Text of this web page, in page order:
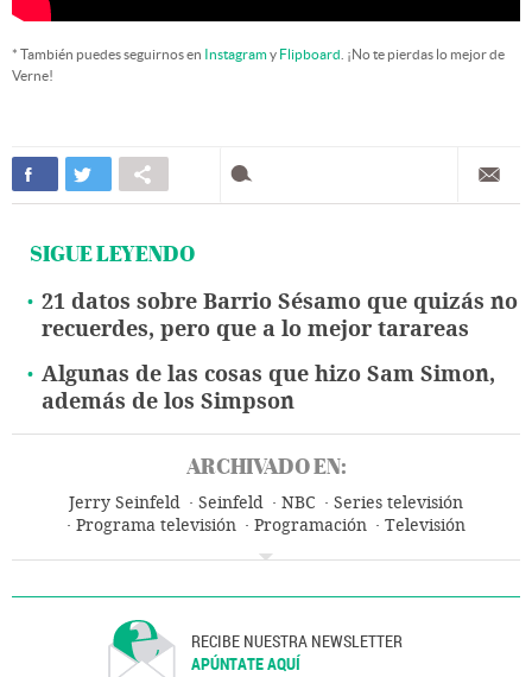
* También puedes seguirnos en Instagramy Flipboard . ¡No te pierdas lo mejor de
Verne!
SIGUE LEYENDO
21 datos sobre Barrio Sésamo que quizás no
recuerdes, pero que a lo mejor tarareas
Algunas de las cosas que hizo Sam Simon,
además de los Simpson
ARCHIVADO EN:
Jerry Seinfeld Seinfeld NBC
Series televisión
Programa televisión
Programación
Televisión
Medios comunicación
RECIBE NUESTRA NEWSLETTER
APÚNTATE AQUÍ